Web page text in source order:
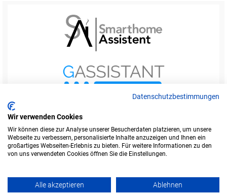
Startseite Foren-Übersicht
Legende Kontakt
Werbung buchen
Datenschutzbestimmungen
Wir verwenden Cookies
Wir können diese zur Analyse unserer Besucherdaten platzieren, um unsere
Webseite zu verbessern, personalisierte Inhalte anzuzeigen und Ihnen ein
großartiges Webseiten-Erlebnis zu bieten. Für weitere Informationen zu den
von uns verwendeten Cookies öffnen Sie die Einstellungen.
Alle akzeptieren Ablehnen